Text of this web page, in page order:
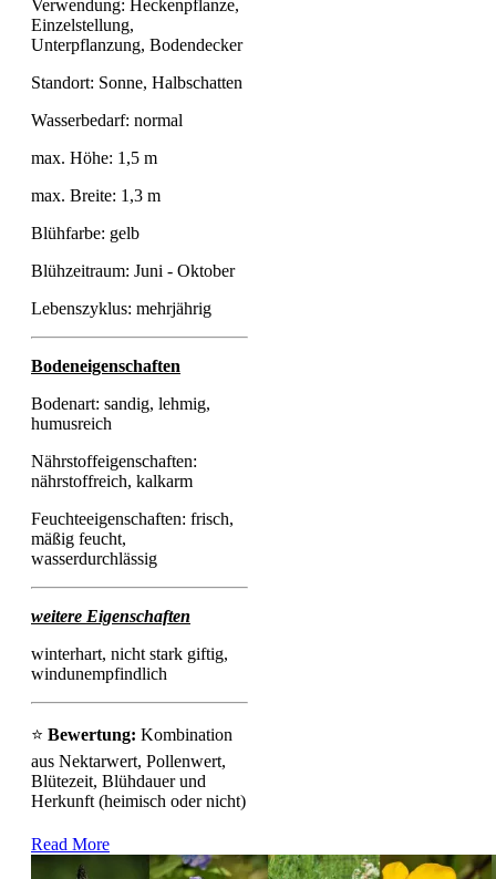
Verwendung: Heckenpflanze,
Einzelstellung,
Unterpflanzung, Bodendecker
Standort: Sonne, Halbschatten
Wasserbedarf: normal
max. Höhe: 1,5 m
max. Breite: 1,3 m
Blühfarbe: gelb
Blühzeitraum: Juni - Oktober
Lebenszyklus: mehrjährig
Bodeneigenschaften
Bodenart: sandig, lehmig,
humusreich
Nährstoffeigenschaften:
nährstoffreich, kalkarm
Feuchteeigenschaften: frisch,
mäßig feucht,
wasserdurchlässig
weitere Eigenschaften
winterhart, nicht stark giftig,
windunempfindlich
⭐ Bewertung: Kombination
aus Nektarwert, Pollenwert,
Blütezeit, Blühdauer und
Herkunft (heimisch oder nicht)
Read More